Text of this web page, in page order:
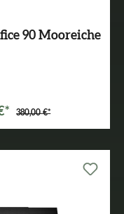
90 Mooreiche
380,00 €*